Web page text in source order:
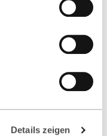
Details zeigen
und IT-Beratung